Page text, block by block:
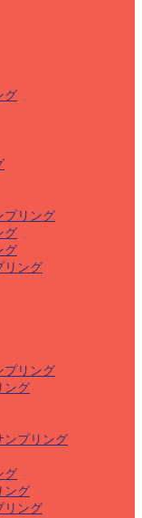
グ
プリング
グ
グ
リング
プリング
ング
ンプリング
グ
ング
リング